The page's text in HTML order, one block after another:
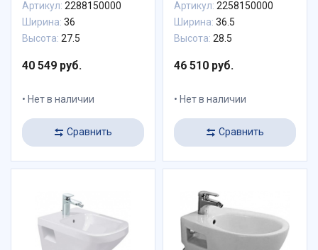
Артикул: 2288150000
Ширина: 36
Высота: 27.5
40 549 руб.
Нет в наличии
Сравнить
Артикул: 2258150000
Ширина: 36.5
Высота: 28.5
46 510 руб.
Нет в наличии
Сравнить